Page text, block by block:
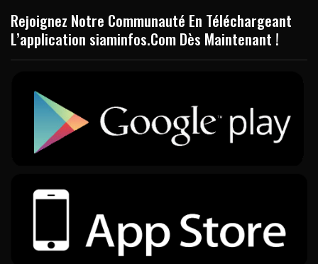
Rejoignez Notre Communauté En Téléchargeant
L’application siaminfos.Com Dès Maintenant !